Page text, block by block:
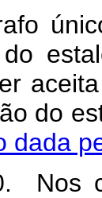
do
do
dada
Nos